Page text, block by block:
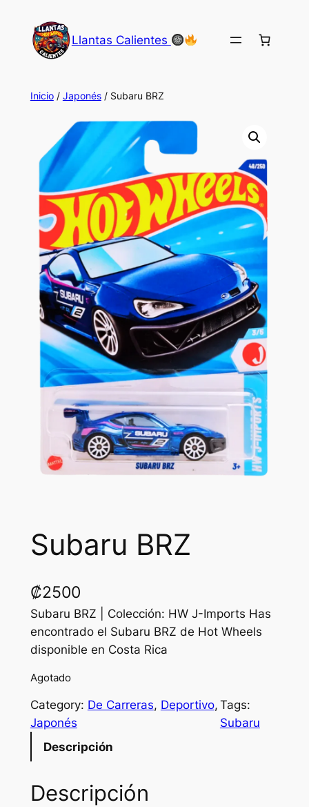
contenido
Llantas Calientes
Inicio/ Japonés/ Subaru BRZ
Subaru BRZ
₡2500
Subaru BRZ | Colección: HW J-Imports Has
encontrado el Subaru BRZ de Hot Wheels
disponible en Costa Rica
Agotado
Category: De Carreras, Deportivo ,
Japonés
Tags:
Subaru
Descripción
Descripción